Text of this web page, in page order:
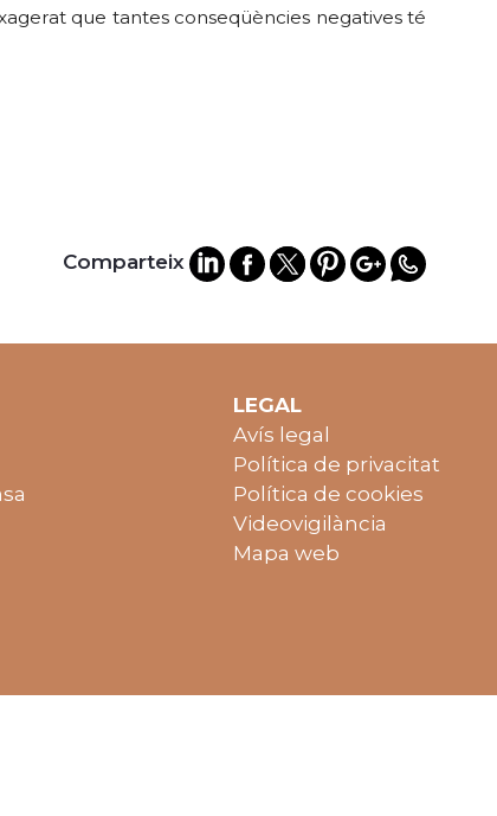
que tantes conseqüències negatives té
Comparteix
LEGAL
Avís legal
Política de privacitat
Política de cookies
Videovigilància
Mapa web